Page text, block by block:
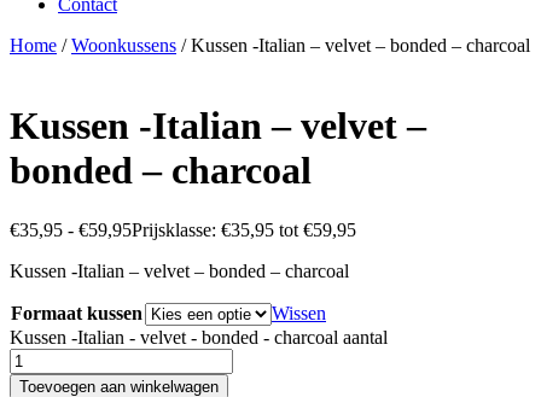
Contact
Home /Woonkussens / Kussen -Italian – velvet – bonded – charcoal
Kussen -Italian – velvet –
bonded – charcoal
€35,95 - €59,95Prijsklasse: €35,95 tot €59,95
Kussen -Italian – velvet – bonded – charcoal
Formaat kussen
Wissen
Kussen -Italian - velvet - bonded - charcoal aantal
Toevoegen aan winkelwagen